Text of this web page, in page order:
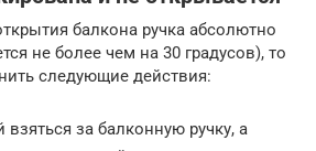
балкона ручка абсолютно
не более чем на 30 градусов), то
следующие действия:
взяться за балконную ручку, а